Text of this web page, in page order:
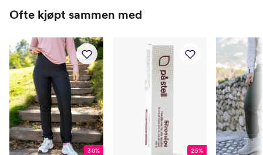
Ofte kjøpt sammen med
30% 25%